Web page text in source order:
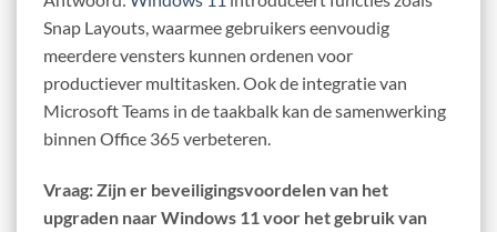
Snap Layouts, waarmee gebruikers eenvoudig
meerdere vensters kunnen ordenen voor
productiever multitasken. Ook de integratie van
Microsoft Teams in de taakbalk kan de samenwerking
binnen Office 365 verbeteren.
Vraag: Zijn er beveiligingsvoordelen van het
upgraden naar Windows 11 voor het gebruik van